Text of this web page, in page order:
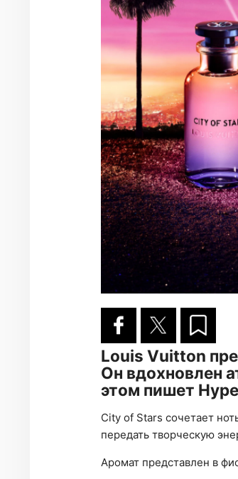
Louis Vuitton
Он вдохновлен
этом пишет
City of Stars сочетает
передать творческую
Аромат представлен в